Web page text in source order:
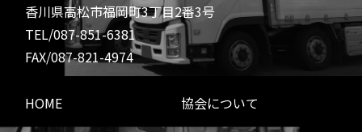
香川県高松市福岡町3丁目2番3号
TEL/087-851-6381
FAX/087-821-4974
HOME
協会について